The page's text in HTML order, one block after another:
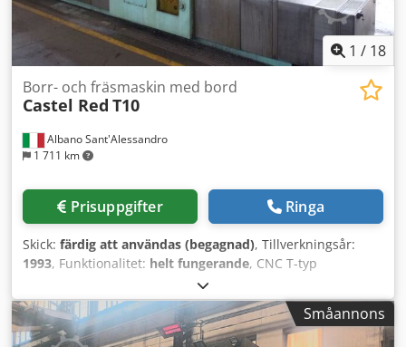
1 / 18
Albano Sant'Alessandro
1 711 km
Borr- och fräsmaskin med bord
Castel Red T10
Prisuppgifter Ringa
Skick: färdig att användas (begagnad), Tillverkningsår:
1993, Funktionalitet: helt fungerande, CNC T-typ
borrmaskin CASTEL RED X-rörelse: 4000 mm Y-rörelse:
2000 mm Z-rörelse: 700 mm (spindel) W-rörelse: 2500 mm
(kolumn) Roterande bord: 1800 x 1600 mm (hydrostatisk)
Bordsindexering: 0,001° Bordets lastkapacitet: 12 ton
Småannons